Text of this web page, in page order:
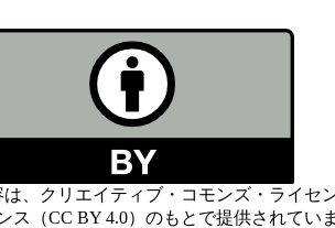
、クリエイティブ・コモンズ・ライセ
ス（CC BY 4.0）のもとで提供されてい